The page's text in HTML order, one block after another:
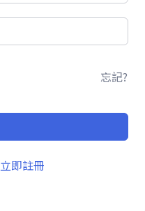
忘記?
立即註冊